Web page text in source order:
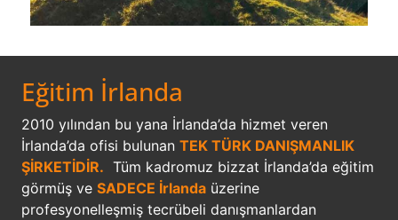
Eğitim İrlanda
2010 yılından bu yana İrlanda’da hizmet veren
İrlanda’da ofisi bulunan TEK TÜRK DANIŞMANLIK
ŞİRKETİDİR. Tüm kadromuz bizzat İrlanda’da eğitim
görmüş ve SADECE İrlanda üzerine
profesyonelleşmiş tecrübeli danışmanlardan